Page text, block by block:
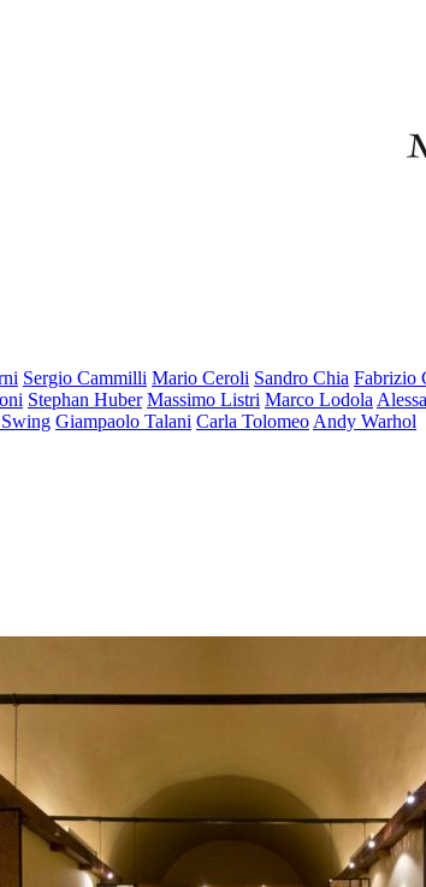
Sergio Cammilli Mario Ceroli Sandro Chia Fabrizio
Stephan Huber Massimo Listri Marco Lodola
Giampaolo Talani Carla Tolomeo Andy Warhol